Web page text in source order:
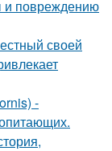
и повреждению
своей
-